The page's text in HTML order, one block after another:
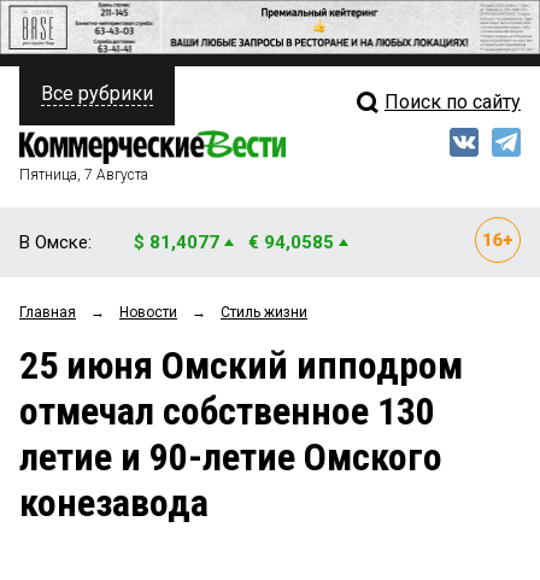
ПОЛИТИКА
ФИНАНСЫ
ОБЩЕСТВО
ЗАКОН
НОВОСТИ КОМПАНИЙ
Свежий выпуск
Рейтинги
Блоги
Архив
Все рубрики Поиск по сайту
Пятница, 7 Августа
В Омске: $ 81,4077 € 94,0585
Главная → Новости → Стиль жизни
25 июня Омский ипподром
отмечал собственное 130
летие и 90-летие Омского
конезавода